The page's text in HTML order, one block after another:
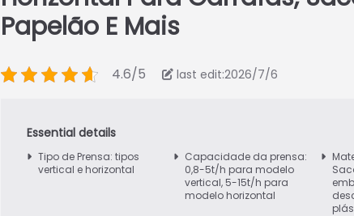
Papelão E Mais
4.6/5 last edit:2026/7/6
Tipo de Prensa: tipos
vertical e horizontal
Capacidade da prensa:
0,8-5t/h para modelo
vertical, 5-15t/h para
modelo horizontal